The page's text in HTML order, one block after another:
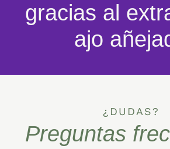
gracias al
ajo
¿DUDAS?
Preguntas